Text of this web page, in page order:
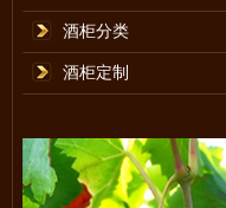
酒柜分类
酒柜定制